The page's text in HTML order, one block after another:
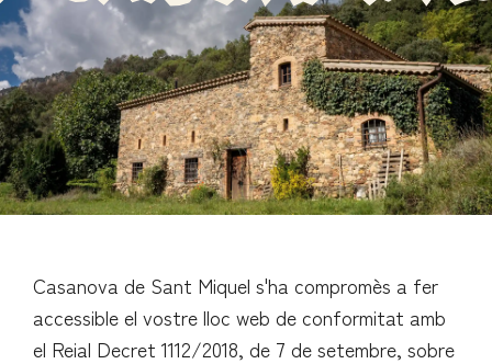
Casanova de Sant Miquel s'ha compromès a fer
accessible el vostre lloc web de conformitat amb
el Reial Decret 1112/2018, de 7 de setembre, sobre